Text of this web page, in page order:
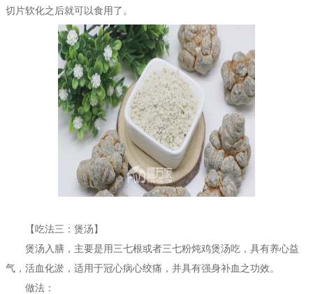
切片软化之后就可以食用了。
【吃法三：煲汤】
煲汤入膳，主要是用三七根或者三七粉炖鸡煲汤吃，具有养心益
气，活血化淤，适用于冠心病心绞痛，并具有强身补血之功效。
做法：